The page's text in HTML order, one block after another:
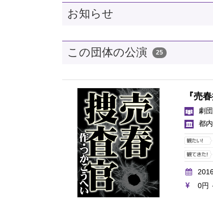
お知らせ
この団体の公演 25
『売
劇
都
0円